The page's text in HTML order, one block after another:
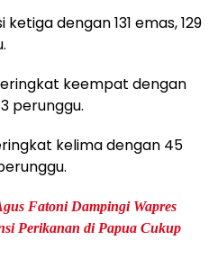
dengan 131 emas, 129
keempat dengan
perunggu.
kelima dengan 45
Fatoni Dampingi Wapres
Perikanan di Papua Cukup